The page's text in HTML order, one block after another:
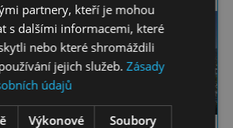
partnery, kteří je mohou
s dalšími informacemi, které
nebo které shromáždili
jejich služeb.Zásady
údajů
Výkonové
Soubory